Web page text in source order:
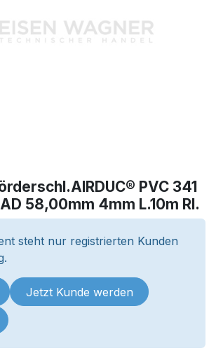
PVC 341
AD 58,00mm 4mm L.10m Rl.
steht nur registrierten Kunden
Jetzt Kunde werden